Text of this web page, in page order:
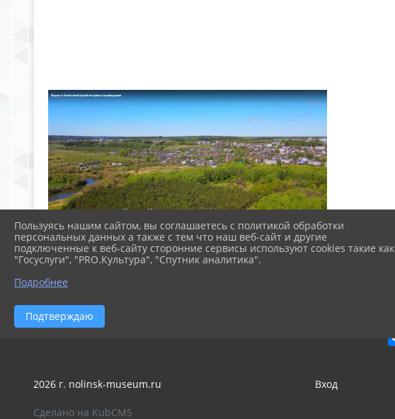
2026 г. nolinsk-museum.ru Вход
Сделано на KubCMS
Пользуясь нашим сайтом, вы соглашаетесь с политикой обработки
персональных данных а также с тем что наш веб-сайт и другие
подключенные к веб-сайту сторонние сервисы используют cookies такие как
"Госуслуги", "PRO.Культура", "Спутник аналитика".
Подробнее
Подтверждаю